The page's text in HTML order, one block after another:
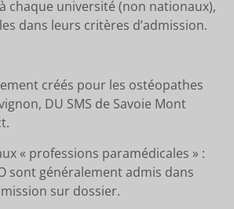
chaque université (non nationaux),
dans leurs critères d’admission.
créés pour les ostéopathes
DU SMS de Savoie Mont
« professions paramédicales » :
sont généralement admis dans
sur dossier.